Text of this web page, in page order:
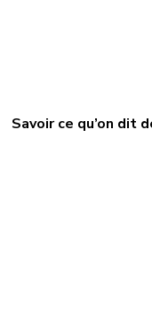
Savoir ce qu’on dit